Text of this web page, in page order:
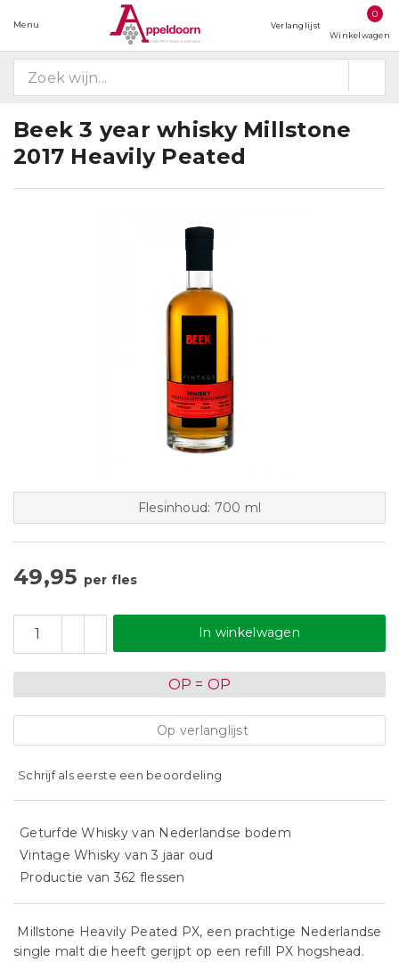
Menu Verlanglijst
0
Winkelwagen
Beek 3 year whisky Millstone
2017 Heavily Peated
Flesinhoud: 700 ml
49,95 per fles
In winkelwagen
OP = OP
Op verlanglijst
Schrijf als eerste een beoordeling
Geturfde Whisky van Nederlandse bodem
Vintage Whisky van 3 jaar oud
Productie van 362 flessen
Millstone Heavily Peated PX, een prachtige Nederlandse
single malt die heeft gerijpt op een refill PX hogshead.